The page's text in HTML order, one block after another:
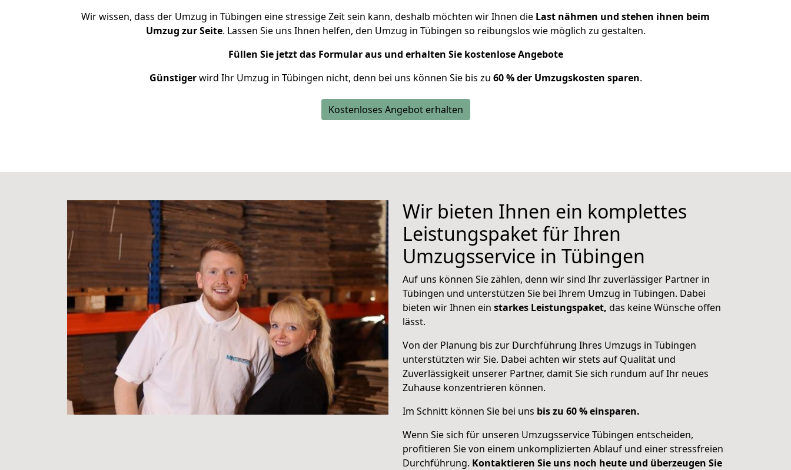
Wir wissen, dass der Umzug in Tübingen eine stressige Zeit sein kann, deshalb möchten wir Ihnen die Last nähmen und stehen ihnen beim
Umzug zur Seite. Lassen Sie uns Ihnen helfen, den Umzug in Tübingen so reibungslos wie möglich zu gestalten.
Füllen Sie jetzt das Formular aus und erhalten Sie kostenlose Angebote
Günstigerwird Ihr Umzug in Tübingen nicht, denn bei uns können Sie bis zu 60 % der Umzugskosten sparen.
Kostenloses Angebot erhalten
Wir bieten Ihnen ein komplettes
Leistungspaket für Ihren
Umzugsservice in Tübingen
Auf uns können Sie zählen, denn wir sind Ihr zuverlässiger Partner in
Tübingen und unterstützen Sie bei Ihrem Umzug in Tübingen. Dabei
bieten wir Ihnen ein starkes Leistungspaket, das keine Wünsche offen
lässt.
Von der Planung bis zur Durchführung Ihres Umzugs in Tübingen
unterstützten wir Sie. Dabei achten wir stets auf Qualität und
Zuverlässigkeit unserer Partner, damit Sie sich rundum auf Ihr neues
Zuhause konzentrieren können.
Im Schnitt können Sie bei uns bis zu 60 % einsparen.
Wenn Sie sich für unseren Umzugsservice Tübingen entscheiden,
profitieren Sie von einem unkomplizierten Ablauf und einer stressfreien
Durchführung. Kontaktieren Sie uns noch heute und überzeugen Sie